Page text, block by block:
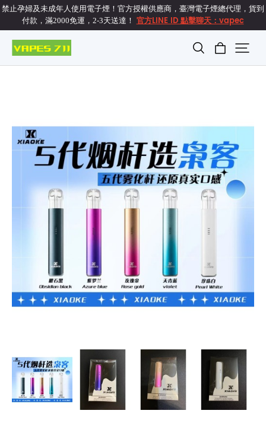
禁止孕婦及未成年人使用電子煙！官方授權供應商，臺灣電子煙總代理，貨到
付款，滿2000免運，2-3天送達！ 官方LINE ID 點擊聊天：vapec